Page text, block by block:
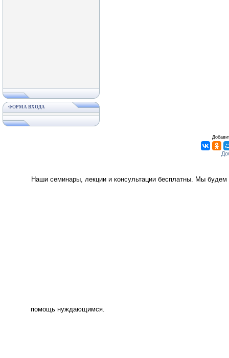
ФОРМА ВХОДА
Наши семинары, лекции и консультации бесплатны. Мы
помощь нуждающимся.